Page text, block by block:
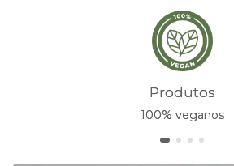
Produtos
100% veganos